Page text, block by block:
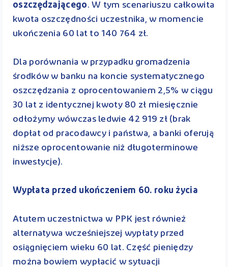
oszczędzającego. W tym scenariuszu całkowita
kwota oszczędności uczestnika, w momencie
ukończenia 60 lat to 140 764 zł.
Dla porównania w przypadku gromadzenia
środków w banku na koncie systematycznego
oszczędzania z oprocentowaniem 2,5% w ciągu
30 lat z identycznej kwoty 80 zł miesięcznie
odłożymy wówczas ledwie 42 919 zł (brak
dopłat od pracodawcy i państwa, a banki oferują
niższe oprocentowanie niż długoterminowe
inwestycje).
Wypłata przed ukończeniem 60. roku życia
Atutem uczestnictwa w PPK jest również
alternatywa wcześniejszej wypłaty przed
osiągnięciem wieku 60 lat. Część pieniędzy
można bowiem wypłacić w sytuacji